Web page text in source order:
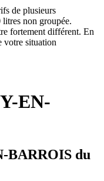
de plusieurs
non groupée.
fortement différent. En
votre situation
EN-
BARROIS du